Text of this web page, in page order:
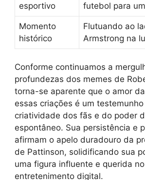
esportivo
futebol para
Momento
histórico
Flutuando ao
Armstrong na
Conforme continuamos a
profundezas dos memes de
torna-se aparente que o amor
essas criações é um
criatividade dos fãs e do poder
espontâneo. Sua persistência e
afirmam o apelo duradouro da
de Pattinson, solidificando sua
uma figura influente e querida
entretenimento digital.